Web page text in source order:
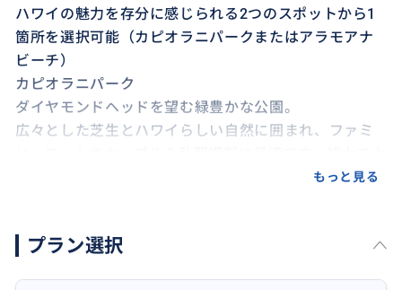
ハワイの魅力を存分に感じられる2つのスポットから1
箇所を選択可能（カピオラニパークまたはアラモアナ
ビーチ）
カピオラニパーク
ダイヤモンドヘッドを望む緑豊かな公園。
広々とした芝生とハワイらしい自然に囲まれ、ファミ
チュラルな雰囲気が魅力で、ハワイ挙式やハワイ旅行
アラモアナビーチ
もっと見る
プラン選択